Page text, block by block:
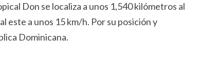
Don se localiza a unos 1,540 kilómetros al
este a unos 15 km/h. Por su posición y
Dominicana.